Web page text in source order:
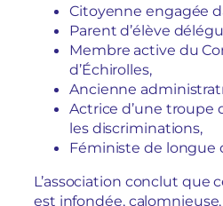
Citoyenne engagée
Parent d’élève
Membre active du
d’Échirolles,
Ancienne
Actrice d’une troupe
les discriminations,
Féministe de longue
L’association conclut que
est infondée,